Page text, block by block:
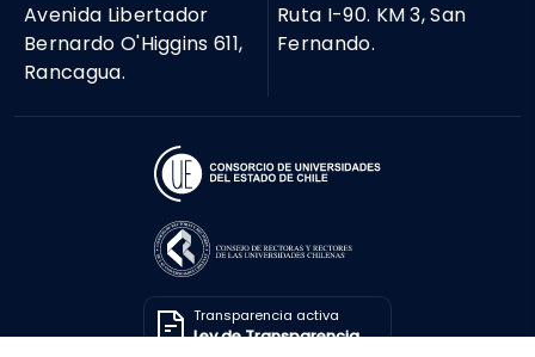
Avenida Libertador
Bernardo O'Higgins 611,
Rancagua.
Ruta I-90. KM 3, San
Fernando.
Transparencia activa
Ley de Transparencia